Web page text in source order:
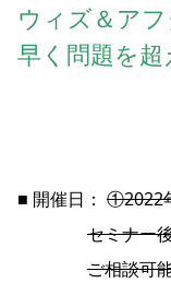
ウィズ＆ア
早く問題を
■ 開催日： ①2022
セミナー
ご相談可